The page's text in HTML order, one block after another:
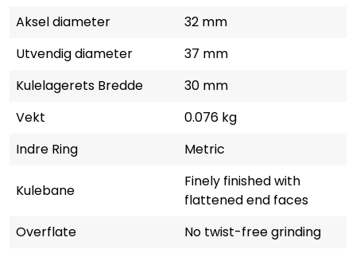
Aksel diameter
32 mm
Utvendig diameter
37 mm
Kulelagerets Bredde
30 mm
Vekt
0.076 kg
Indre Ring
Metric
Kulebane
Finely finished with
flattened end faces
Overflate
No twist-free grinding